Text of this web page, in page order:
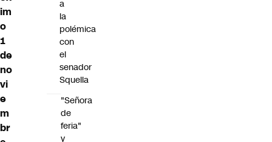
im
o
1
de
no
vi
e
m
br
a
la
polémica
con
el
senador
Squella
"Señora
de
feria"
y